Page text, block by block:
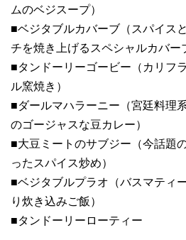
ムのベジスープ）
■ベジタブルカバーブ（スパイス
チを焼き上げるスペシャルカバー
■タンドーリーゴービー（カリフ
ル窯焼き）
■ダールマハラーニー（宮廷料理
のゴージャスな豆カレー）
■大豆ミートのサブジー（今話題
ったスパイス炒め）
■ベジタブルプラオ（バスマティ
り炊き込みご飯）
■タンドーリーローティー